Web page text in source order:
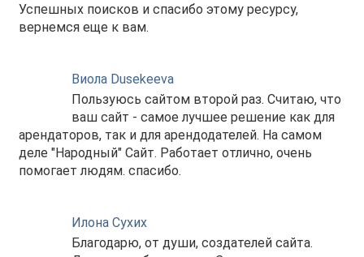
Успешных поисков и спасибо этому ресурсу,
вернемся еще к вам.
Виола Dusekeeva
Пользуюсь сайтом второй раз. Считаю, что
ваш сайт - самое лучшее решение как для
арендаторов, так и для арендодателей. На самом
деле "Народный" Сайт. Работает отлично, очень
помогает людям. спасибо.
Илона Сухих
Благодарю, от души, создателей сайта.